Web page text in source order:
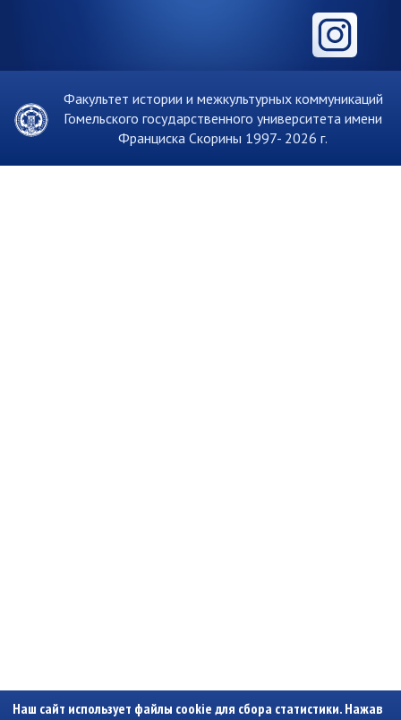
Факультет истории и межкультурных коммуникаций
Гомельского государственного университета имени
Франциска Скорины 1997- 2026 г.
Наш сайт использует файлы cookie для сбора статистики. Нажав